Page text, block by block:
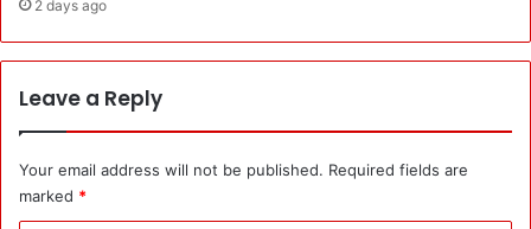
ने
स
मा
धा
गा
पू
:
बो
ले
2 days ago
Leave a Reply
Your email address will not be published. Required fields are
marked *